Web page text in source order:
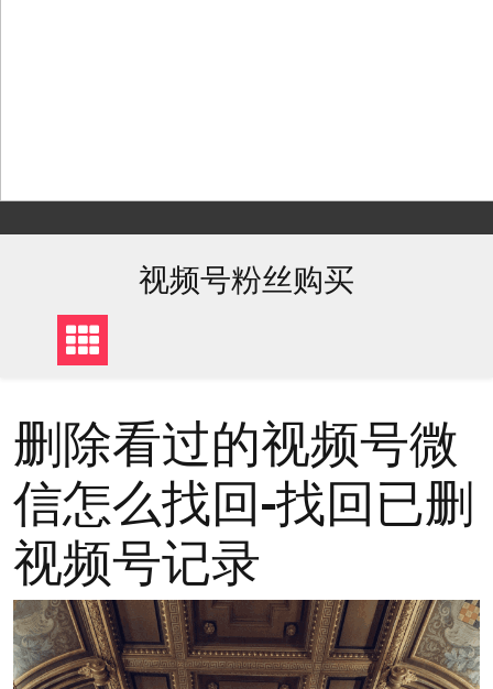
to
视频号粉丝购买
删除看过的视频号微
信怎么找回-找回已删
视频号记录